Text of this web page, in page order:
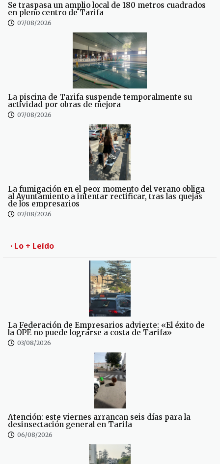
Se traspasa un amplio local de 180 metros cuadrados
en pleno centro de Tarifa
07/08/2026
La piscina de Tarifa suspende temporalmente su
actividad por obras de mejora
07/08/2026
La fumigación en el peor momento del verano obliga
al Ayuntamiento a intentar rectificar, tras las quejas
de los empresarios
07/08/2026
· Lo + Leído
La Federación de Empresarios advierte: «El éxito de
la OPE no puede lograrse a costa de Tarifa»
03/08/2026
Atención: este viernes arrancan seis días para la
desinsectación general en Tarifa
06/08/2026